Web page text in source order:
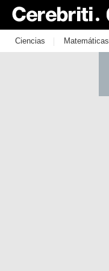
Ciencias | Matemáticas